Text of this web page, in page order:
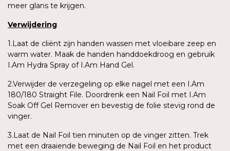
meer glans te krijgen.
Verwijdering
1.Laat de cliënt zijn handen wassen met vloeibare zeep en
warm water. Maak de handen handdoekdroog en gebruik
I.Am Hydra Spray of I.Am Hand Gel.
2.Verwijder de verzegeling op elke nagel met een I.Am
180/180 Straight File. Doordrenk een Nail Foil met I.Am
Soak Off Gel Remover en bevestig de folie stevig rond de
vinger.
3.Laat de Nail Foil tien minuten op de vinger zitten. Trek
met een draaiende beweging de Nail Foil en het product